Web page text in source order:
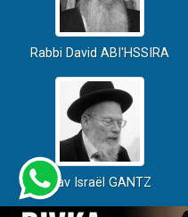
Rabbi David ABI'HSSIRA
Rav Israël GANTZ